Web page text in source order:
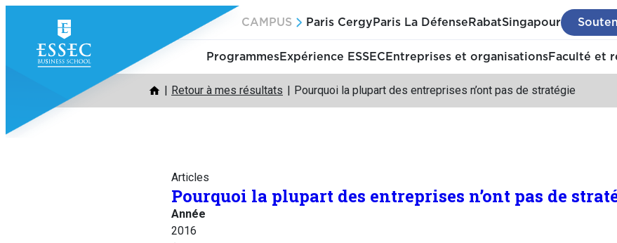
contenu
CAMPUS Paris Cergy Paris La Défense RabatSingapour
ProgrammesExpérience ESSEC Entreprises et organisationsFaculté et
Retour à mes résultats Pourquoi la plupart des entreprises n’ont pas de stratégie
Articles
Pourquoi la plupart des entreprises n’ont pas de
Année
2016